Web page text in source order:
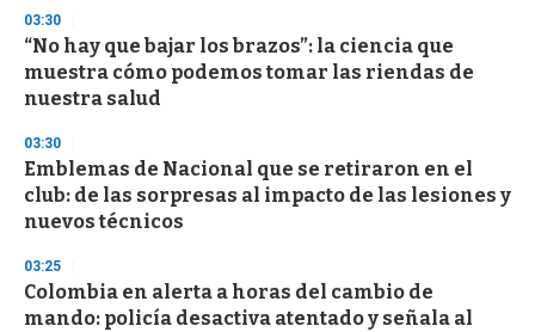
03:30
“No hay que bajar los brazos”: la ciencia que
muestra cómo podemos tomar las riendas de
nuestra salud
03:30
Emblemas de Nacional que se retiraron en el
club: de las sorpresas al impacto de las lesiones y
nuevos técnicos
03:25
Colombia en alerta a horas del cambio de
mando: policía desactiva atentado y señala al